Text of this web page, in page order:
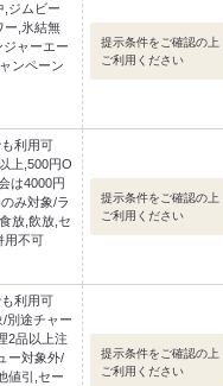
,ジムビー
ー,氷結無
ャーエー
ンペーン
提示条件をご確認の上
ご利用ください
利用可
上,500円O
は4000円
み対象/ラ
放,飲放,セ
用不可
提示条件をご確認の上
ご利用ください
利用可
別途チャー
2品以上注
ー対象外/
値引,セー
提示条件をご確認の上
ご利用ください